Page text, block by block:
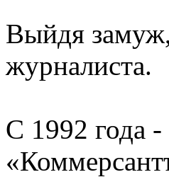
Выйдя замуж,
журналиста.
С 1992 года -